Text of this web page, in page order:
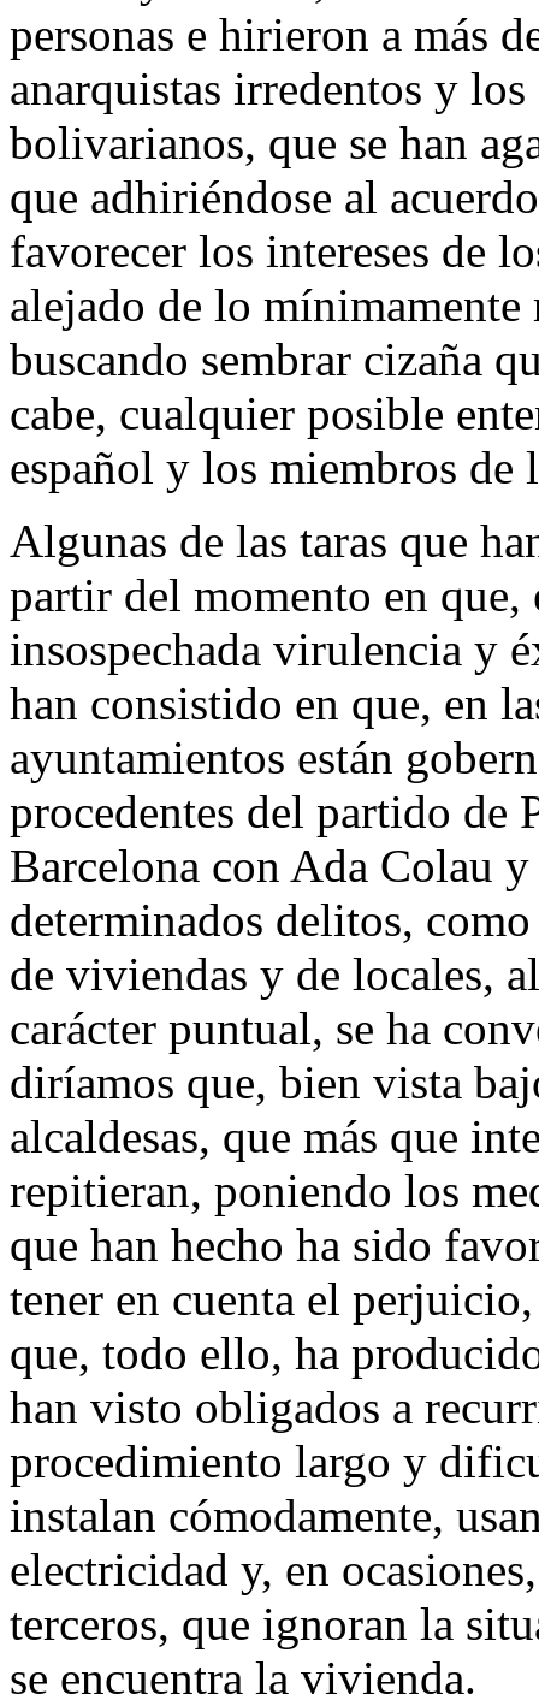
personas e hirieron a más
anarquistas irredentos y
bolivarianos, que se han
que adhiriéndose al
favorecer los intereses de
alejado de lo mínimamente
buscando sembrar cizaña
cabe, cualquier posible
español y los miembros de
Algunas de las taras que
partir del momento en que,
insospechada virulencia y
han consistido en que, en
ayuntamientos están
procedentes del partido de
Barcelona con Ada Colau
determinados delitos,
de viviendas y de locales,
carácter puntual, se ha
diríamos que, bien vista
alcaldesas, que más que
repitieran, poniendo los
que han hecho ha sido
tener en cuenta el
que, todo ello, ha
han visto obligados a
procedimiento largo y
instalan cómodamente,
electricidad y, en
terceros, que ignoran la
se encuentra la vivienda.